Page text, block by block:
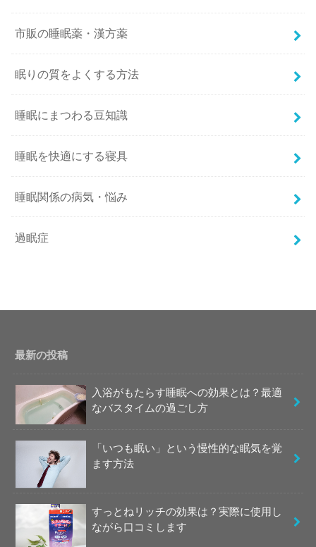
市販の睡眠薬・漢方薬
眠りの質をよくする方法
睡眠にまつわる豆知識
睡眠を快適にする寝具
睡眠関係の病気・悩み
過眠症
最新の投稿
入浴がもたらす睡眠への効果とは？最適
なバスタイムの過ごし方
「いつも眠い」という慢性的な眠気を覚
ます方法
すっとねリッチの効果は？実際に使用し
ながら口コミします